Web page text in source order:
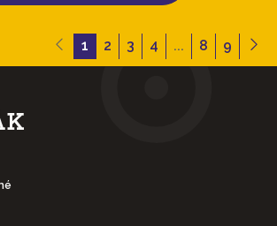
1 2 3 4 ... 8 9